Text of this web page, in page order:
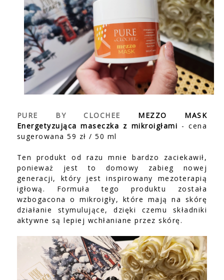
PURE BY CLOCHEE
MEZZO MASK
Energetyzująca maseczka z mikroigłami - cena
sugerowana 59 zł / 50 ml
Ten produkt od razu mnie bardzo zaciekawił,
ponieważ jest to domowy zabieg nowej
generacji, który jest inspirowany mezoterapią
igłową. Formuła tego produktu została
wzbogacona o mikroigły, które mają na skórę
działanie stymulujące, dzięki czemu składniki
aktywne są lepiej wchłaniane przez skórę.